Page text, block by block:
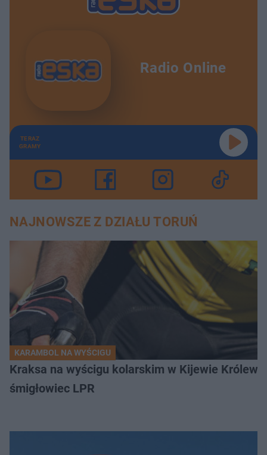
Radio Online
TERAZ
GRAMY
NAJNOWSZE Z DZIAŁU TORUŃ
KARAMBOL NA WYŚCIGU
Kraksa na wyścigu kolarskim w Kijewie
śmigłowiec LPR